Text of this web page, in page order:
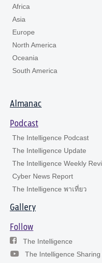
Africa
Asia
Europe
North America
Oceania
South America
Almanac
Podcast
The Intelligence Podcast
The Intelligence Update
The Intelligence Weekly
Cyber News Report
The Intelligence พาเที่ยว
Gallery
Follow
The Intelligence
The Intelligence